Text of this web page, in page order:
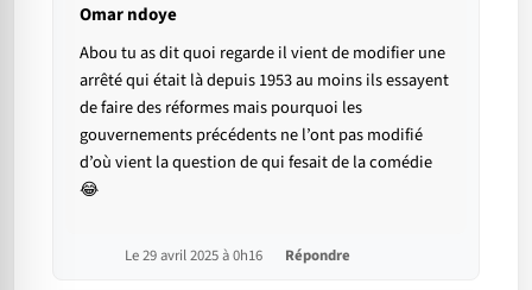
Omar ndoye
Abou tu as dit quoi regarde il vient de modifier une
arrêté qui était là depuis 1953 au moins ils essayent
de faire des réformes mais pourquoi les
gouvernements précédents ne l’ont pas modifié
d’où vient la question de qui fesait de la comédie
😂
Le 29 avril 2025 à 0h16 Répondre